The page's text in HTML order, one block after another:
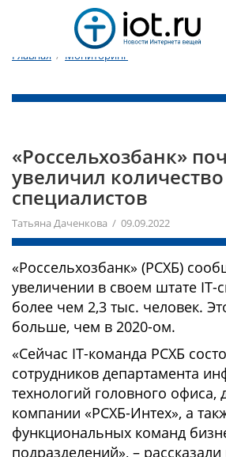
Главная / Мониторинг
«Россельхозбанк»
увеличил количество
специалистов
Татьяна Даченкова / 09.09.2022
«Россельхозбанк» (РСХБ)
увеличении в своем штате IT-
более чем 2,3 тыс. человек.
больше, чем в 2020-ом.
«Сейчас IT-команда РСХБ
сотрудников департамента
технологий головного офиса,
компании «РСХБ-Интех», а
функциональных команд
подразделений», –